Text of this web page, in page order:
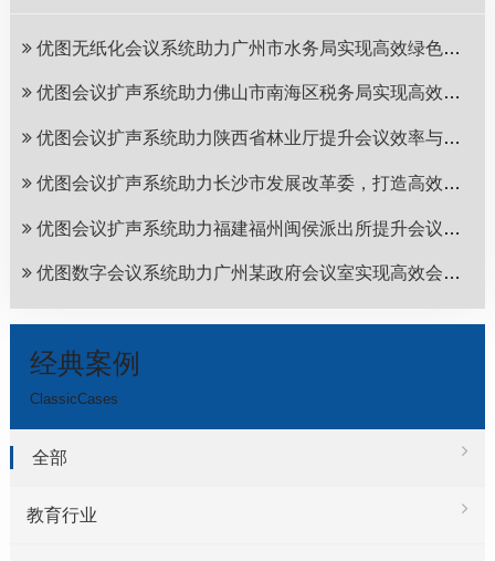
优图无纸化会议系统助力广州市水务局实现高效绿色会议
优图会议扩声系统助力佛山市南海区税务局实现高效会议沟通！
优图会议扩声系统助力陕西省林业厅提升会议效率与品质！
优图会议扩声系统助力长沙市发展改革委，打造高效会议体验！
优图会议扩声系统助力福建福州闽侯派出所提升会议效率
优图数字会议系统助力广州某政府会议室实现高效会议沟通
经典案例
ClassicCases
全部
教育行业